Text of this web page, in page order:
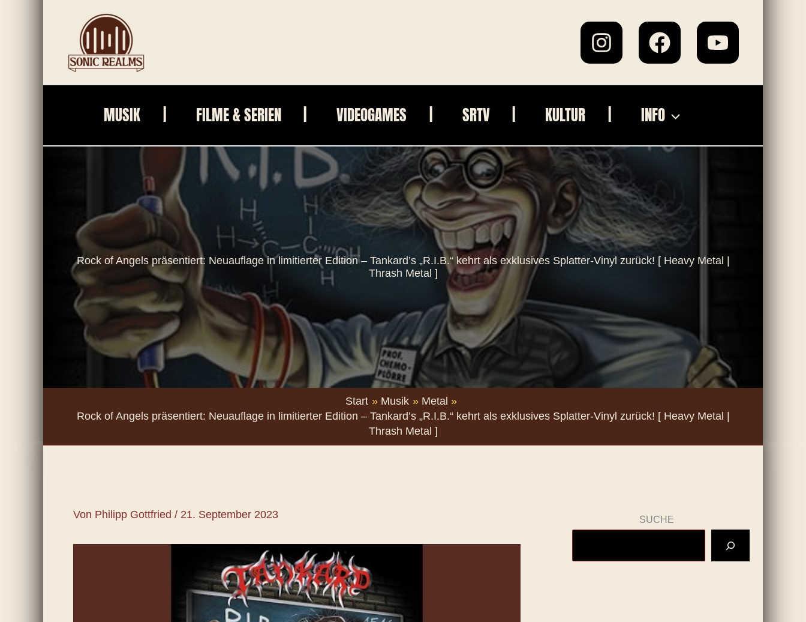
MUSIK FILME & SERIEN VIDEOGAMES SRTV KULTUR INFO
Rock of Angels präsentiert: Neuauflage in limitierter Edition – Tankard’s „R.I.B.“ kehrt als exklusives Splatter-Vinyl zurück! [ Heavy Metal |
Thrash Metal ]
Start Musik
Metal
Rock of Angels präsentiert: Neuauflage in limitierter Edition – Tankard’s „R.I.B.“ kehrt als exklusives Splatter-Vinyl zurück! [ Heavy Metal |
Thrash Metal ]
Von Philipp Gottfried / 21. September 2023 SUCHE